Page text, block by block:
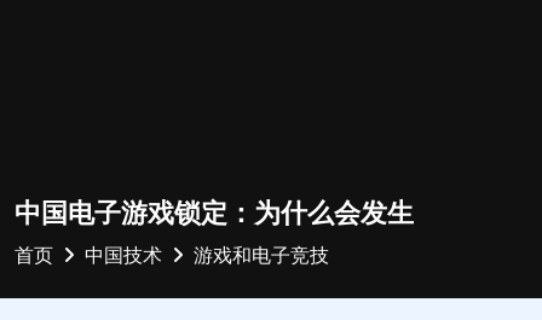
中国电子游戏锁定：为什么会发生
首页 中国技术 游戏和电子竞技